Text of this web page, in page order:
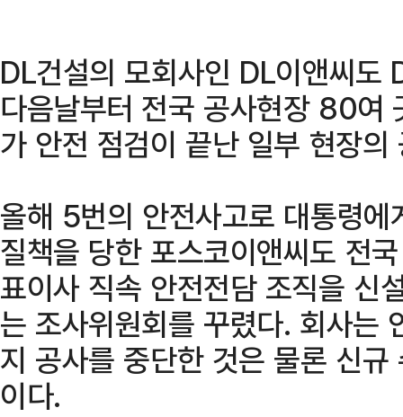
DL건설의 모회사인 DL이앤씨도
다음날부터 전국 공사현장 80여
가 안전 점검이 끝난 일부 현장
올해 5번의 안전사고로 대통령에
질책을 당한 포스코이앤씨도 전
표이사 직속 안전전담 조직을 신
는 조사위원회를 꾸렸다. 회사는
지 공사를 중단한 것은 물론 신
이다.